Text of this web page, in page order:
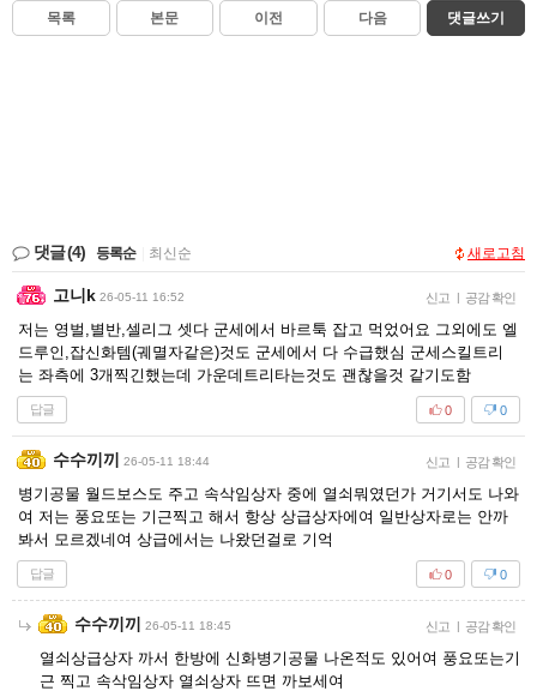
목록 본문 이전 다음 댓글쓰기
댓글(4) 등록순 최신순 새로고침
고니k 26-05-11 16:52 신고 | 공감 확인
저는 영벌,별반,셀리그 셋다 군세에서 바르툭 잡고 먹었어요 그외에도 엘
드루인,잡신화템(궤멸자같은)것도 군세에서 다 수급했심 군세스킬트리
는 좌측에 3개찍긴했는데 가운데트리타는것도 괜찮을것 같기도함
답글 0
0
수수끼끼 26-05-11 18:44 신고 | 공감 확인
병기공물 월드보스도 주고 속삭임상자 중에 열쇠뭐였던가 거기서도 나와
여 저는 풍요또는 기근찍고 해서 항상 상급상자에여 일반상자로는 안까
봐서 모르겠네여 상급에서는 나왔던걸로 기억
답글 0
0
수수끼끼 26-05-11 18:45 신고 | 공감 확인
열쇠상급상자 까서 한방에 신화병기공물 나온적도 있어여 풍요또는기
근 찍고 속삭임상자 열쇠상자 뜨면 까보세여